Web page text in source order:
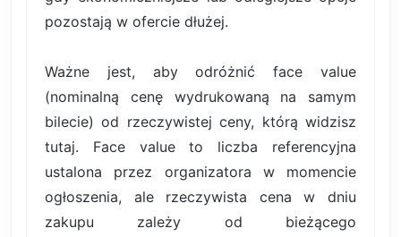
pozostają w ofercie dłużej.
Ważne jest, aby odróżnić face value
(nominalną cenę wydrukowaną na samym
bilecie) od rzeczywistej ceny, którą widzisz
tutaj. Face value to liczba referencyjna
ustalona przez organizatora w momencie
ogłoszenia, ale rzeczywista cena w dniu
zakupu zależy od bieżącego